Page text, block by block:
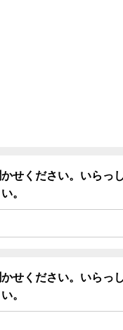
せください。いらっ
。
せください。いらっ
。